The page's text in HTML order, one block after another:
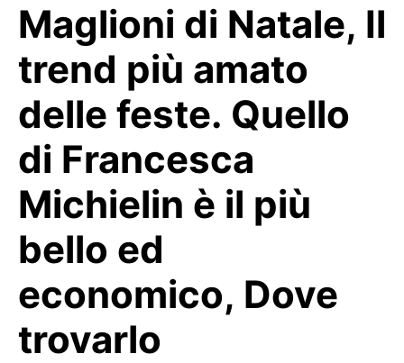
Maglioni di Natale, Il
trend più amato
delle feste. Quello
di Francesca
Michielin è il più
bello ed
economico, Dove
trovarlo